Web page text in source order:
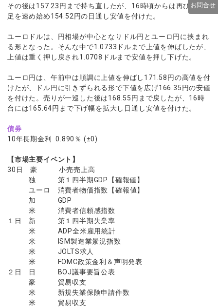
その後は157.23円まで持ち直したが、16時頃からは再び下げ
足を速め始め154.52円の日通し安値を付けた。
ユーロドルは、円相場が中心となりドル円とユーロ円に挟まれ
る形となった。そんな中で1.0733ドルまで上値を伸ばしたが、
上値は重く押し戻され1.0708ドルまで安値を押し下げた。
ユーロ円は、午前中は順調に上値を伸ばし171.58円の高値を付
けたが、ドル円に引きずられる形で下値を広げ166.35円の安値
を付けた。売りが一巡した後は168.55円まで戻したが、16時
台には165.64円まで下げ幅を拡大し日通し安値を付けた。
債券
10年長期金利 0.890％ (±0)
【市場主要イベント】
30日 豪 小売売上高
独 第１四半期GDP【確報値】
ユーロ 消費者物価指数【確報値】
加 GDP
米 消費者信頼感指数
１日 新 第１四半期失業率
米 ADP全米雇用統計
米 ISM製造業景況指数
米 JOLTS求人
米 FOMC政策金利＆声明発表
２日 日 BOJ議事要旨公表
豪 貿易収支
米 新規失業保険申請件数
米 貿易収支
お問合せ